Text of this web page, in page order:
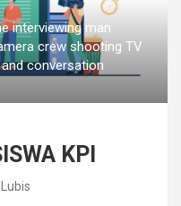
interviewing man
crew shooting TV
conversation
KPI